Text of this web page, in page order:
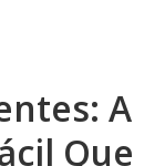
A
Que